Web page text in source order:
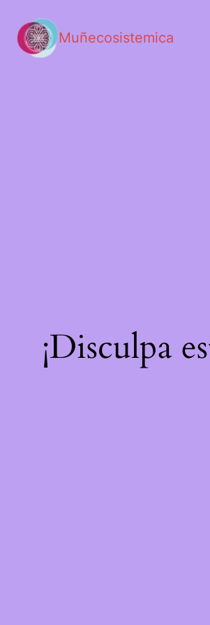
Muñecosistemica
¡Disculpa